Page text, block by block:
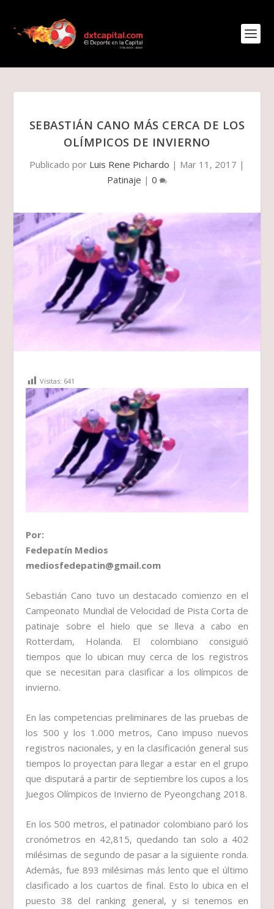
SEBASTIÁN CANO MÁS CERCA DE LOS
OLÍMPICOS DE INVIERNO
Publicado por Luis Rene Pichardo | Mar 11, 2017 |
Patinaje | 0
Visitas: 641
Por:
Fedepatín Medios
mediosfedepatin@gmail.com
Sebastián Cano tuvo un destacado comienzo en el
Campeonato Mundial de Velocidad de Pista Corta de
patinaje sobre el hielo que se lleva a cabo en
Rotterdam, Holanda. El colombiano consiguió
tiempos que lo ubican muy cerca de los registros
que se necesitan para clasificar a los olímpicos de
invierno.
En las competencias preliminares de las pruebas de
los 500 y los 1.000 metros, Cano impuso nuevos
registros nacionales, y en la clasificación general sus
tiempos lo proyectan para llegar a estar en el grupo
que disputará a partir de septiembre los cupos a los
Juegos Olímpicos de Invierno de Pyeongchang 2018.
En los 500 metros, el patinador colombiano paró los
cronómetros en 42,815, quedando tan solo a 402
milésimas de segundo de pasar a la siguiente ronda.
Además, fue 893 milésimas más lento que el último
clasificado a los cuartos de final. Esto lo ubica en el
puesto 38 del ranking general, y si tenemos en